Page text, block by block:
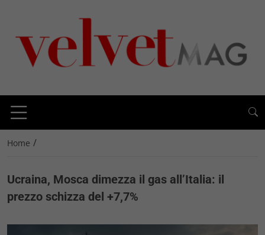
Home /
Ucraina, Mosca dimezza il gas all’Italia: il
prezzo schizza del +7,7%